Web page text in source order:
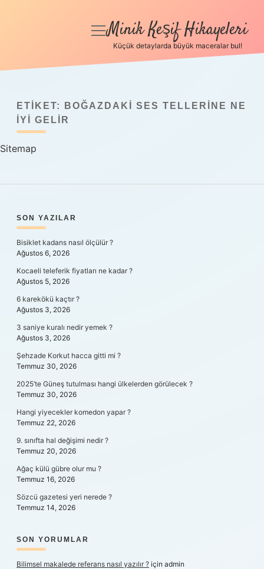
Anasayfa
Yasal Uyarı
Hakkımızda
menüyü
Minik Keşif Hikayeleri
Küçük detaylarda büyük maceralar bul!
ETIKET:
BOĞAZDAKI SES TELLERINE NE
IYI GELIR
Sitemap
SIDEBAR
SON YAZILAR
Bisiklet kadans nasıl ölçülür ?
Ağustos 6, 2026
Kocaeli teleferik fiyatları ne kadar ?
Ağustos 5, 2026
6 karekökü kaçtır ?
Ağustos 3, 2026
3 saniye kuralı nedir yemek ?
Ağustos 3, 2026
Şehzade Korkut hacca gitti mi ?
Temmuz 30, 2026
2025’te Güneş tutulması hangi ülkelerden görülecek ?
Temmuz 30, 2026
Hangi yiyecekler komedon yapar ?
Temmuz 22, 2026
9. sınıfta hal değişimi nedir ?
Temmuz 20, 2026
Ağaç külü gübre olur mu ?
Temmuz 16, 2026
Sözcü gazetesi yeri nerede ?
Temmuz 14, 2026
SON YORUMLAR
Bilimsel makalede referans nasıl yazılır ? için admin